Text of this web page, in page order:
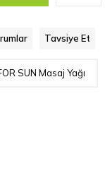
Tavsiye Et
SUN Masaj Yağı